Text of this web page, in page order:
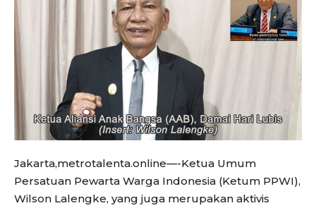
Jakarta,metrotalenta.online—-Ketua Umum
Persatuan Pewarta Warga Indonesia (Ketum PPWI),
Wilson Lalengke, yang juga merupakan aktivis